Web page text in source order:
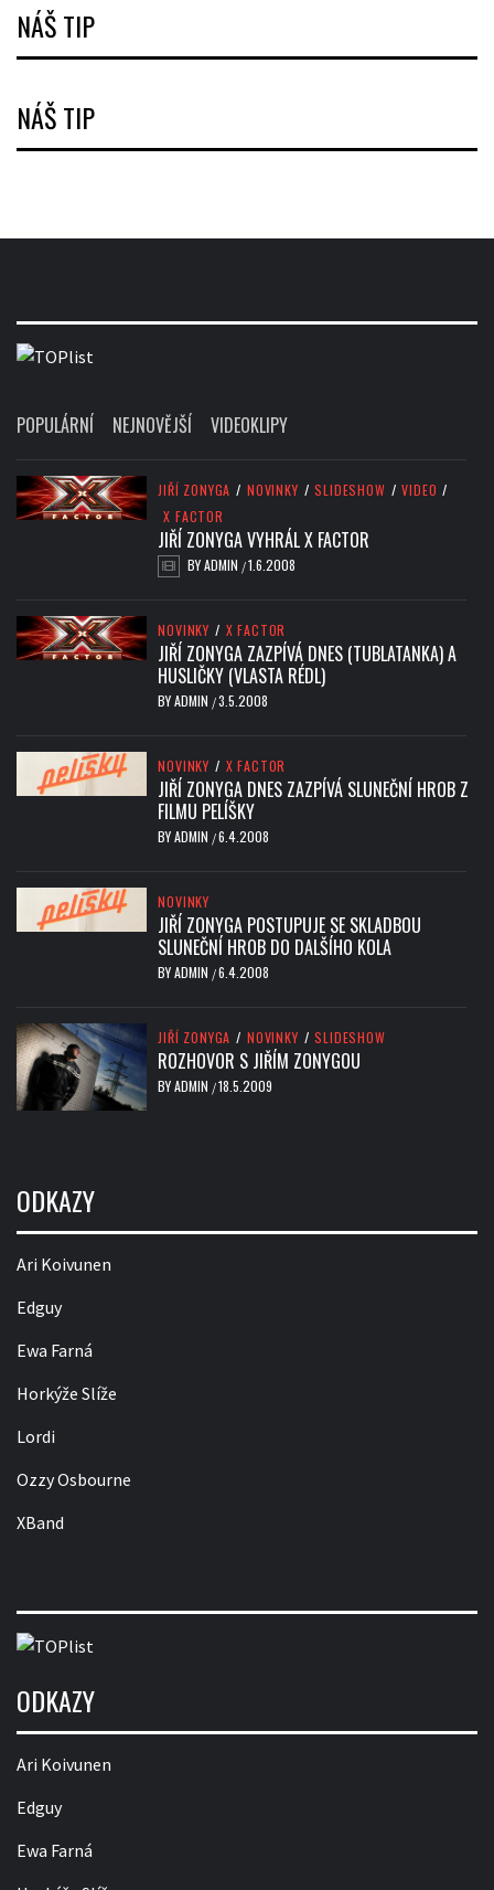
NÁŠ TIP
NÁŠ TIP
POPULÁRNÍ NEJNOVĚJŠÍ VIDEOKLIPY
JIŘÍ ZONYGA / NOVINKY / SLIDESHOW / VIDEO /
X FACTOR
JIŘÍ ZONYGA VYHRÁL X FACTOR
BYADMIN /1.6.2008
NOVINKY / X FACTOR
JIŘÍ ZONYGA ZAZPÍVÁ DNES (TUBLATANKA) A
HUSLIČKY (VLASTA RÉDL)
BYADMIN /3.5.2008
NOVINKY / X FACTOR
JIŘÍ ZONYGA DNES ZAZPÍVÁ SLUNEČNÍ HROB Z
FILMU PELÍŠKY
BYADMIN /6.4.2008
NOVINKY
JIŘÍ ZONYGA POSTUPUJE SE SKLADBOU
SLUNEČNÍ HROB DO DALŠÍHO KOLA
BYADMIN /6.4.2008
JIŘÍ ZONYGA / NOVINKY / SLIDESHOW
ROZHOVOR S JIŘÍM ZONYGOU
BYADMIN /18.5.2009
ODKAZY
Ari Koivunen
Edguy
Ewa Farná
Horkýže Slíže
Lordi
Ozzy Osbourne
XBand
ODKAZY
Ari Koivunen
Edguy
Ewa Farná